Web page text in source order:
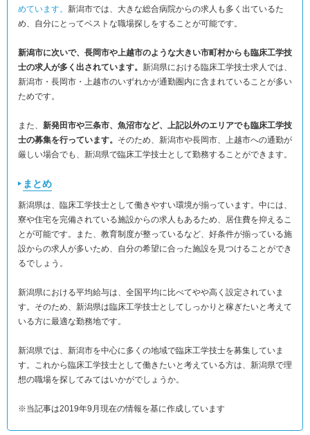
めています。 新潟市では、大きな総合病院からの求人も多く出ているた
め、自分にとってベストな職場探しをすることが可能です。
新潟市に次いで、長岡市や上越市のような大きい市町村からも臨床工学技
士の求人が多く出されています。 新潟県における臨床工学技士求人では、
新潟市・長岡市・上越市のいずれかが通勤圏内に含まれていることが多い
ためです。
また、 新発田市や三条市、魚沼市など、上記以外のエリアでも臨床工学技
士の募集を行っています。 そのため、新潟市や長岡市、上越市への通勤が
厳しい場合でも、新潟県で臨床工学技士として勤務することができます。
まとめ
新潟県は、臨床工学技士として働きやすい環境が揃っています。中には、
寮や住宅を完備されている施設からの求人もあるため、居住費を抑えるこ
とが可能です。また、教育制度が整っているなど、好条件が揃っている施
設からの求人が多いため、自分の希望に合った施設を見つけることができ
るでしょう。
新潟県における平均給与は、全国平均に比べてやや高く設定されていま
す。そのため、新潟県は臨床工学技士としてしっかりと稼ぎたいと考えて
いる方に最適な勤務地です。
新潟県では、新潟市を中心に多くの地域で臨床工学技士を募集していま
す。これから臨床工学技士として働きたいと考えている方は、新潟県で理
想の職場を探してみてはいかがでしょうか。
※当記事は2019年9月現在の情報を基に作成しています